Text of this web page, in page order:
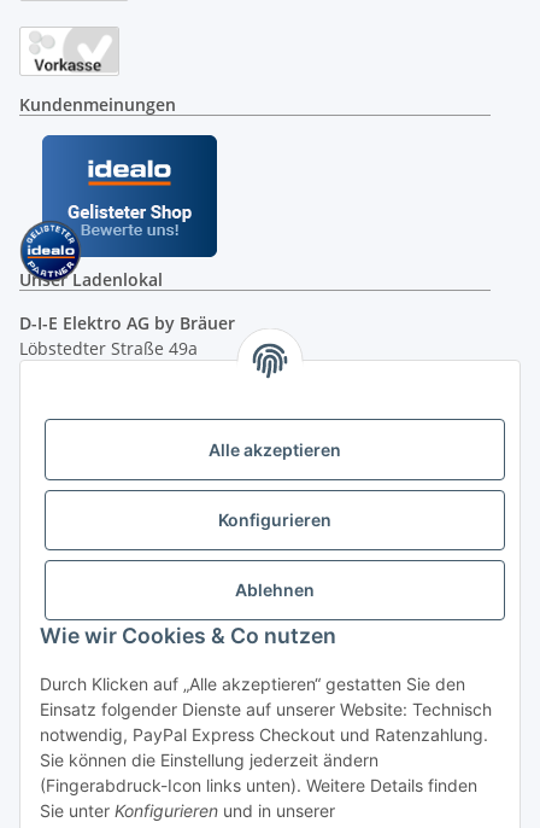
Alle akzeptieren
Konfigurieren
Ablehnen
Wie wir Cookies & Co nutzen
Durch Klicken auf „Alle akzeptieren“ gestatten Sie den
Einsatz folgender Dienste auf unserer Website: Technisch
notwendig, PayPal Express Checkout und Ratenzahlung.
Sie können die Einstellung jederzeit ändern
(Fingerabdruck-Icon links unten). Weitere Details finden
Sie unter Konfigurieren und in unserer
Kundenmeinungen
Unser Ladenlokal
D-I-E Elektro AG by Bräuer
Löbstedter Straße 49a
( siehe Google-Maps )
Öffnungszeiten:
10.00 - 18.00 Uhr
Ladenpreis versus Internetpreis
Vertrag widerrufen
05.00 - 21.30 Uhr | Freitag: 05.00 - 18.00 Uhr | Samstag: 09.00
- 12.00 Uhr (0,49€ je angef. Minute) oder per E-Mail über
unserKontaktformular
* Alle Preise inkl. gesetzlicher USt., zzgl.Versand | - ACHTUNG: Bei
Einbaugeräten gilt: Die im Produktbild abgebildete Möbelfront ist nicht im